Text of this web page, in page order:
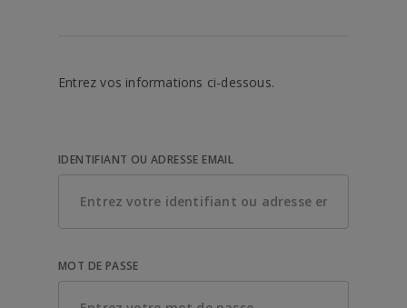
Entrez vos informations ci-dessous.
IDENTIFIANT OU ADRESSE EMAIL
MOT DE PASSE